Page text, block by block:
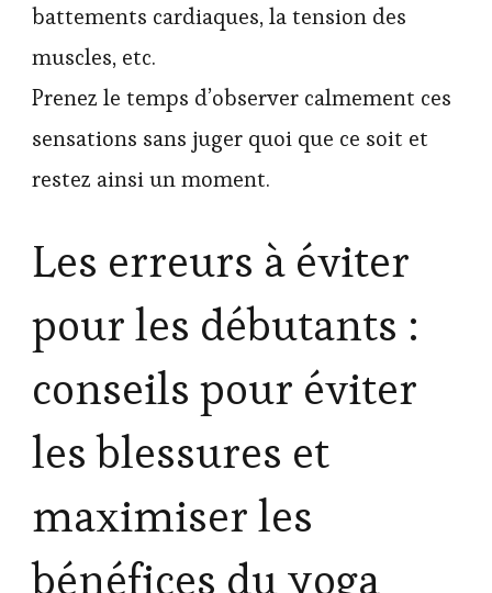
battements cardiaques, la tension des
muscles, etc.
Prenez le temps d’observer calmement ces
sensations sans juger quoi que ce soit et
restez ainsi un moment.
Les erreurs à éviter
pour les débutants :
conseils pour éviter
les blessures et
maximiser les
bénéfices du yoga